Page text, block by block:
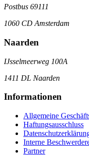
Postbus 69111
1060 CD Amsterdam
Naarden
IJsselmeerweg 100A
1411 DL Naarden
Informationen
Allgemeine
Haftungsausschluss
Interne
Partner